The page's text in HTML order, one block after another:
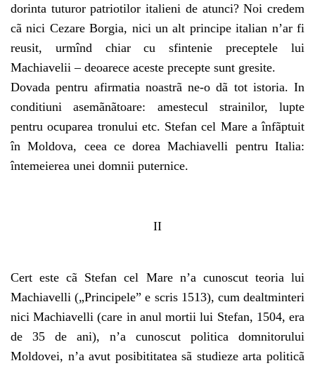
dorinta tuturor patriotilor italieni de atunci? Noi credem
cã nici Cezare Borgia, nici un alt principe italian n’ar fi
reusit, urmînd chiar cu sfintenie preceptele lui
Machiavelii – deoarece aceste precepte sunt gresite.
Dovada pentru afirmatia noastrã ne-o dã tot istoria. In
conditiuni asemãnãtoare: amestecul strainilor, lupte
pentru ocuparea tronului etc. Stefan cel Mare a înfãptuit
în Moldova, ceea ce dorea Machiavelli pentru Italia:
întemeierea unei domnii puternice.
II
Cert este cã Stefan cel Mare n’a cunoscut teoria lui
Machiavelli („Principele” e scris 1513), cum dealtminteri
nici Machiavelli (care in anul mortii lui Stefan, 1504, era
de 35 de ani), n’a cunoscut politica domnitorului
Moldovei, n’a avut posibititatea sã studieze arta politicã